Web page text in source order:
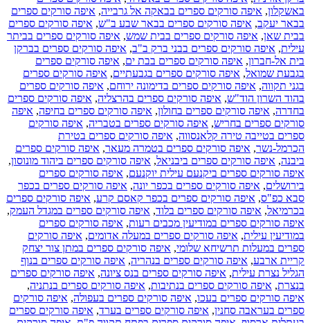
באשקלון, איפה סורקים ספרים בבאקה אל גרבייה, איפה סורקים ספרים
בבאר יעקב, איפה סורקים ספרים בבאר שבע ב"ש, איפה סורקים ספרים
בבית שאן, איפה סורקים ספרים בבית שמש, איפה סורקים ספרים בביתר
עילית, איפה סורקים ספרים בבני ברק ב"ב, איפה סורקים ספרים בברקן
בית אל-חברון, איפה סורקים ספרים בבת ים, איפה סורקים ספרים
בגבעת שמואל, איפה סורקים ספרים בגבעתיים, איפה סורקים ספרים
בגני תקווה, איפה סורקים ספרים בדימונה ירוחם, איפה סורקים ספרים
בהוד השרון הוד"ש, איפה סורקים ספרים בהרצליה, איפה סורקים ספרים
בחדרה, איפה סורקים ספרים בחולון, איפה סורקים ספרים בחיפה, איפה
סורקים ספרים בחריש, איפה סורקים ספרים בטבריה, איפה סורקים
ספרים בטייבה טירה קלאנסווה, איפה סורקים ספרים בטירת
הכרמל-נשר, איפה סורקים ספרים בטמרה מעאר, איפה סורקים ספרים
ביבנה, איפה סורקים ספרים ביבניאל, איפה סורקים ספרים ביהוד מונוסון,
איפה סורקים ספרים ביקנעם עילית יוקנעם, איפה סורקים ספרים
בירושלים, איפה סורקים ספרים בכפר יונה, איפה סורקים ספרים בכפר
סבא כפ"ס, איפה סורקים ספרים בכפר קאסם קרע, איפה סורקים ספרים
בכרמיאל, איפה סורקים ספרים בלוד, איפה סורקים ספרים במגדל העמק,
איפה סורקים ספרים במודיעין מכבים רעות, איפה סורקים ספרים
במודיעין עילית, איפה סורקים ספרים במעלה אדומים, איפה סורקים
ספרים במעלות תרשיחא שלומי, איפה סורקים ספרים במתן צור יצחק
קריית ארבע, איפה סורקים ספרים בנהריה, איפה סורקים ספרים בנוף
הגליל נצרת עילית, איפה סורקים ספרים בנס ציונה, איפה סורקים ספרים
בנצרת, איפה סורקים ספרים בנתיבות, איפה סורקים ספרים בנתניה,
איפה סורקים ספרים בעכו, איפה סורקים ספרים בעפולה, איפה סורקים
ספרים בעראבה סחנין, איפה סורקים ספרים בערד, איפה סורקים ספרים